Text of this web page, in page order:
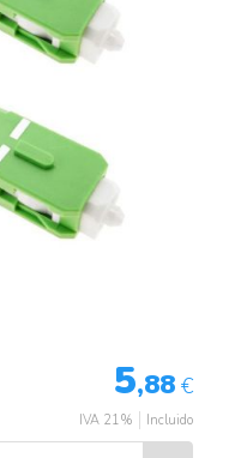
5,88 €
IVA 21% Incluido